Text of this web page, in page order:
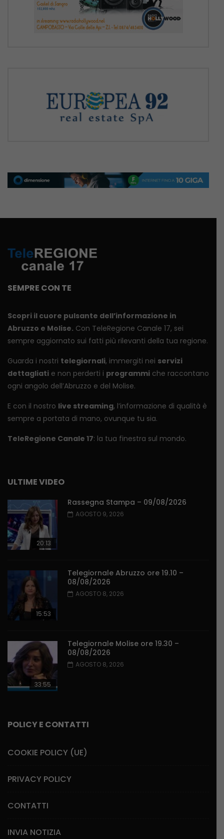
SEMPRE CON TE
Scopri il cuore pulsante dell’informazione in
Abruzzo e Molise. Con TeleRegione Canale 17, sei
sempre aggiornato sui fatti più rilevanti della tua regione.
Guarda i nostri telegiornali, immergiti nei servizi
dettagliati e non perderti i programmi che raccontano
ogni angolo dell’Abruzzo e del Molise.
E con il nostro live streaming, l’informazione di qualità è
sempre a portata di mano, ovunque tu sia.
TeleRegione Canale 17: la tua finestra sul mondo.
ULTIME VIDEO
20:13
Rassegna Stampa – 09/08/2026
AGOSTO 9, 2026
15:53
Telegiornale Abruzzo ore 19.10 –
08/08/2026
AGOSTO 8, 2026
33:55
Telegiornale Molise ore 19.30 –
08/08/2026
AGOSTO 8, 2026
POLICY E CONTATTI
COOKIE POLICY (UE)
PRIVACY POLICY
CONTATTI
INVIA NOTIZIA